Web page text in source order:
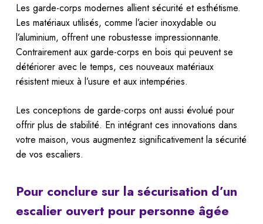
Les garde-corps modernes allient sécurité et esthétisme.
Les matériaux utilisés, comme l’acier inoxydable ou
l’aluminium, offrent une robustesse impressionnante.
Contrairement aux garde-corps en bois qui peuvent se
détériorer avec le temps, ces nouveaux matériaux
résistent mieux à l’usure et aux intempéries.
Les conceptions de garde-corps ont aussi évolué pour
offrir plus de stabilité. En intégrant ces innovations dans
votre maison, vous augmentez significativement la sécurité
de vos escaliers.
Pour conclure sur la sécurisation d’un
escalier ouvert pour personne âgée